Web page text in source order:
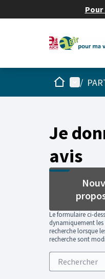
AccueilMenu
/
Je
avis
Le formulaire ci-
dynamiquement les
recherche lorsque
recherche sont